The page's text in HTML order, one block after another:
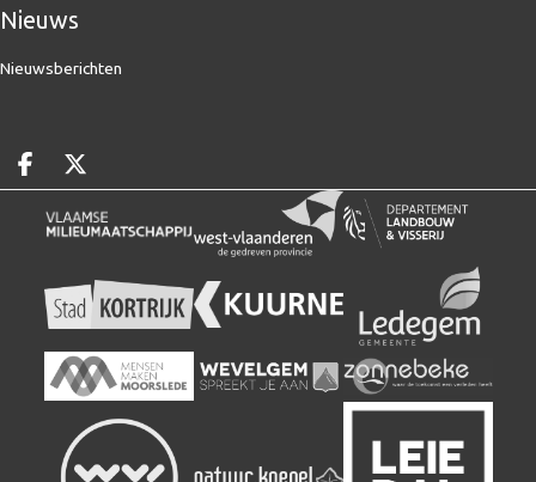
Nieuws
Nieuwsberichten
Deel op facebook
Deel op X